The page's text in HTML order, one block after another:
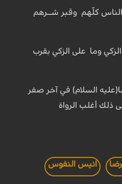
كلّهم وقبر شــرهم
وما على الزكي بقرب
السلام) في آخر صفر
على ذلك أغلب الرواة
انيس النفوس